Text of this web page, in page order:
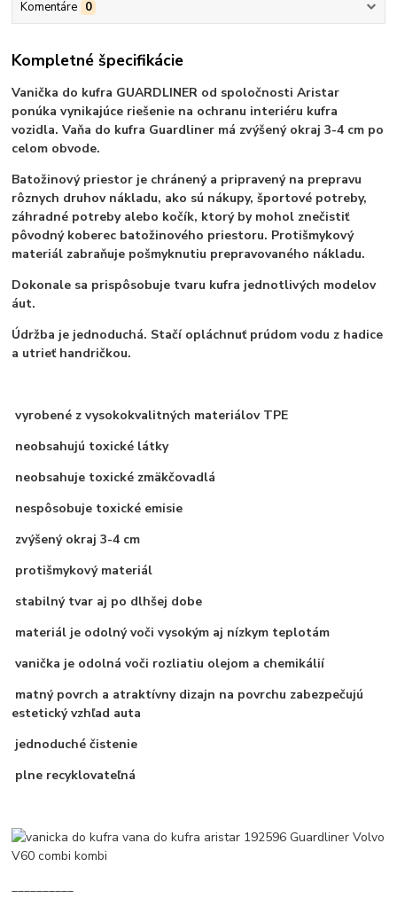
Komentáre 0
Kompletné špecifikácie
Vanička do kufra GUARDLINER od spoločnosti Aristar
ponúka vynikajúce riešenie na ochranu interiéru kufra
vozidla. Vaňa do kufra Guardliner má zvýšený okraj 3-4 cm po
celom obvode.
Batožinový priestor je chránený a pripravený na prepravu
rôznych druhov nákladu, ako sú nákupy, športové potreby,
záhradné potreby alebo kočík, ktorý by mohol znečistiť
pôvodný koberec batožinového priestoru. Protišmykový
materiál zabraňuje pošmyknutiu prepravovaného nákladu.
Dokonale sa prispôsobuje tvaru kufra jednotlivých modelov
áut.
Údržba je jednoduchá. Stačí opláchnuť prúdom vodu z hadice
a utrieť handričkou.
vyrobené z vysokokvalitných materiálov TPE
neobsahujú toxické látky
neobsahuje toxické zmäkčovadlá
nespôsobuje toxické emisie
zvýšený okraj 3-4 cm
protišmykový materiál
stabilný tvar aj po dlhšej dobe
materiál je odolný voči vysokým aj nízkym teplotám
vanička je odolná voči rozliatiu olejom a chemikálií
matný povrch a atraktívny dizajn na povrchu zabezpečujú
estetický vzhľad auta
jednoduché čistenie
plne recyklovateľná